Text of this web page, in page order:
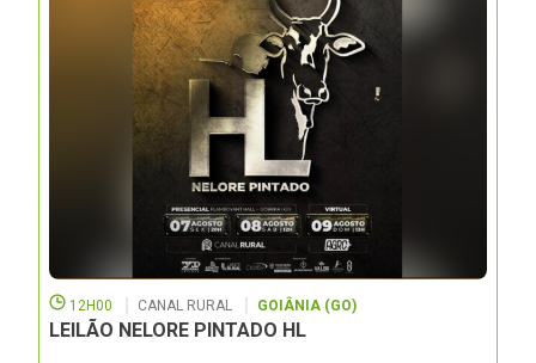
12H00 CANAL RURAL GOIÂNIA (GO)
LEILÃO NELORE PINTADO HL